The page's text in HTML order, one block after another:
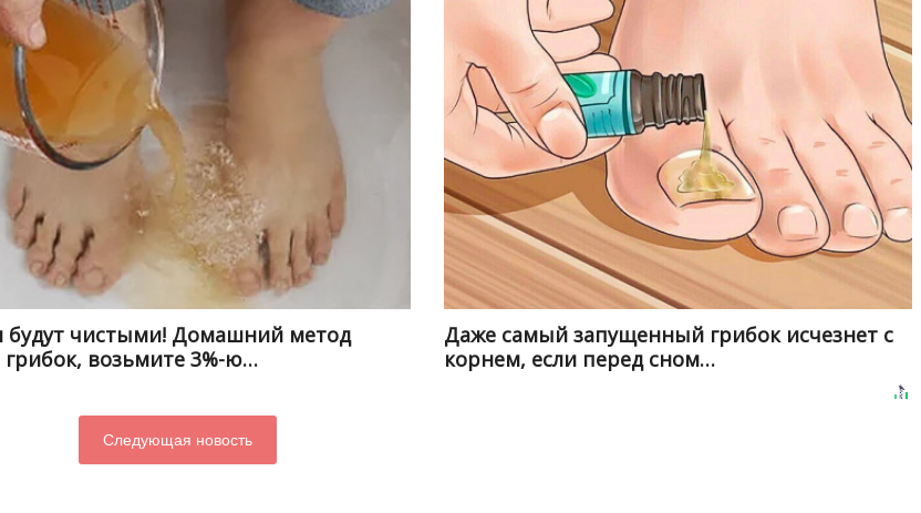
будут чистыми! Домашний метод
грибок, возьмите 3%-ю…
Даже самый запущенный грибок исчезнет с
корнем, если перед сном…
Следующая новость